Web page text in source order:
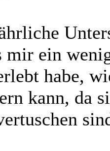
mir ein
habe,
kann, da